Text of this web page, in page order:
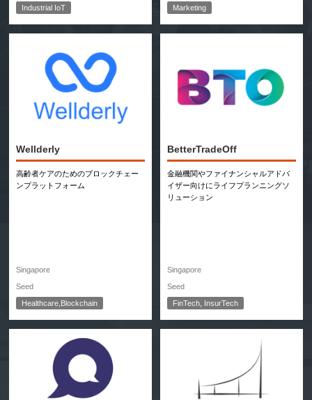
Industrial IoT
Marketing
Wellderly
高齢者ケアのためのブロックチェー
ンプラットフォーム
Singapore
Seed
Healthcare,Blockchain
BetterTradeOff
金融機関やファイナンシャルアドバ
イザー向けにライフプランニングソ
リューション
Singapore
Seed
FinTech, InsurTech